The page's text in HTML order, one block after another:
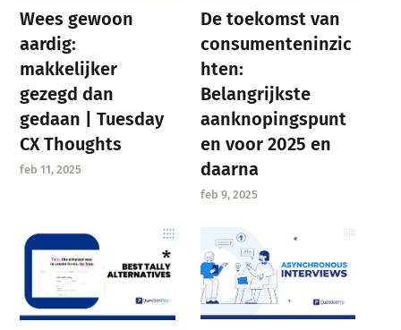
Wees gewoon
aardig:
makkelijker
gezegd dan
gedaan | Tuesday
CX Thoughts
feb 11, 2025
De toekomst van
consumenteninzic
hten:
Belangrijkste
aanknopingspunt
en voor 2025 en
daarna
feb 9, 2025